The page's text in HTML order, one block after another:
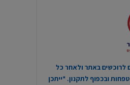
לרוכשים באתר ולאחר כל
ובכפוף לתקנון. *ייתכן